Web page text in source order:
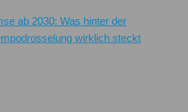
ab 2030: Was hinter der
wirklich steckt